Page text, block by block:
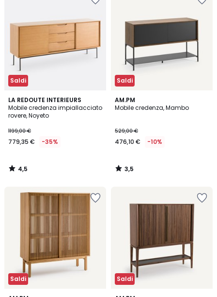
Saldi
LA REDOUTE INTERIEURS
Mobile credenza impiallacciato
rovere, Noyeto
1199,00 €
779,35 € -35%
4,5
/ 5
4,5
/
Saldi
AM.PM
Mobile credenza, Mambo
529,00 €
476,10 € -10%
3,5
/ 5
3,5
/
Saldi Saldi